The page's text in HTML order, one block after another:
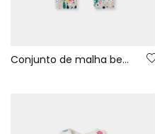
Conjunto de malha bebé menina branco estampado árvores